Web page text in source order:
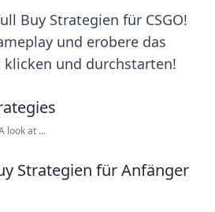
Buy Strategien für CSGO!
und erobere das
klicken und durchstarten!
look at ...
Strategien für Anfänger